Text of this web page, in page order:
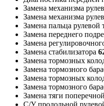
Замена механизма
Замена механизма
Замена пальца рулевой
Замена переднего
Замена
Замена стабилизатора
Замена тормозных
Замена тормозного
Замена тормозных
Замена тормозного
Замена тяги поперечной